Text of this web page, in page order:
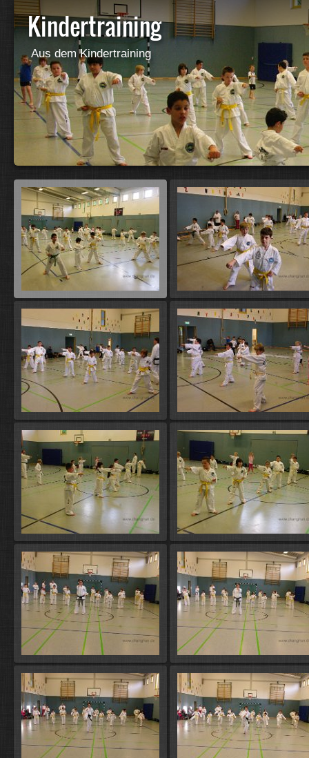
Kindertraining
Aus dem Kindertraining